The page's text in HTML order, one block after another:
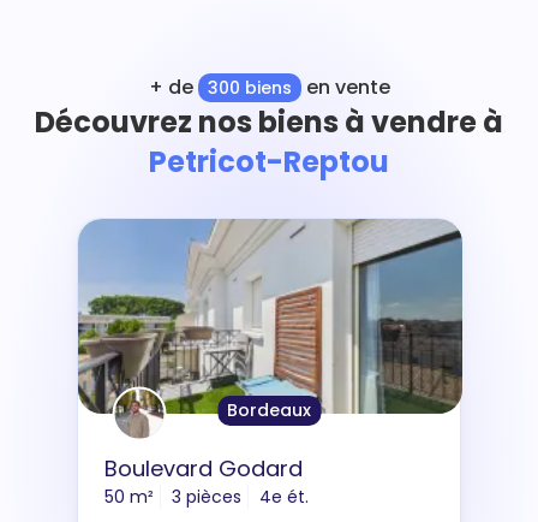
+ de 300 biens en vente
Découvrez nos biens à vendre à
Petricot-Reptou
Bordeaux
Boulevard Godard
50 m² 3 pièces 4e ét.